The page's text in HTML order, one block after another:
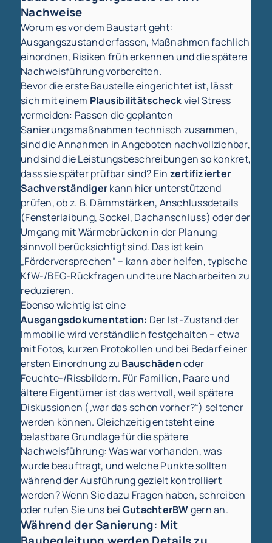
Nachweise
Worum es vor dem Baustart geht:
Ausgangszustand erfassen, Maßnahmen fachlich
einordnen, Risiken früh erkennen und die spätere
Nachweisführung vorbereiten.
Bevor die erste Baustelle eingerichtet ist, lässt
sich mit einem Plausibilitätscheckviel Stress
vermeiden: Passen die geplanten
Sanierungsmaßnahmen technisch zusammen,
sind die Annahmen in Angeboten nachvollziehbar,
und sind die Leistungsbeschreibungen so konkret,
dass sie später prüfbar sind? Ein zertifizierter
Sachverständigerkann hier unterstützend
prüfen, ob z. B. Dämmstärken, Anschlussdetails
(Fensterlaibung, Sockel, Dachanschluss) oder der
Umgang mit Wärmebrücken in der Planung
sinnvoll berücksichtigt sind. Das ist kein
„Förderversprechen“ – kann aber helfen, typische
KfW-/BEG-Rückfragen und teure Nacharbeiten zu
reduzieren.
Ebenso wichtig ist eine
Ausgangsdokumentation: Der Ist-Zustand der
Immobilie wird verständlich festgehalten – etwa
mit Fotos, kurzen Protokollen und bei Bedarf einer
ersten Einordnung zu Bauschädenoder
Feuchte-/Rissbildern. Für Familien, Paare und
ältere Eigentümer ist das wertvoll, weil spätere
Diskussionen („war das schon vorher?“) seltener
werden können. Gleichzeitig entsteht eine
belastbare Grundlage für die spätere
Nachweisführung: Was war vorhanden, was
wurde beauftragt, und welche Punkte sollten
während der Ausführung gezielt kontrolliert
werden? Wenn Sie dazu Fragen haben, schreiben
oder rufen Sie uns bei GutachterBWgern an.
Während der Sanierung: Mit